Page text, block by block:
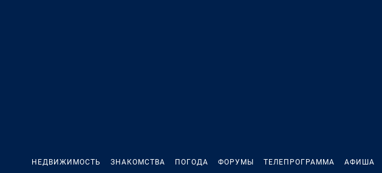
НЕДВИЖИМОСТЬ ЗНАКОМСТВА ПОГОДА ФОРУМЫ ТЕЛЕПРОГРАММА АФИША